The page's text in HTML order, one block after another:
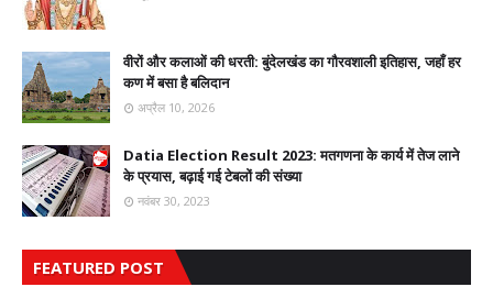
वीरों और कलाओं की धरती: बुंदेलखंड का गौरवशाली इतिहास, जहाँ हर
कण में बसा है बलिदान
अप्रैल 10, 2026
Datia Election Result 2023: मतगणना के कार्य में तेज लाने
के प्रयास, बढ़ाई गई टेबलों की संख्या
नवंबर 30, 2023
FEATURED POST